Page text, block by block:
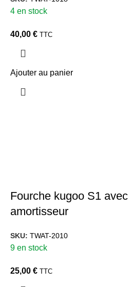
4 en stock
40,00 € TTC
Ajouter au panier
Fourche kugoo S1 avec
amortisseur
SKU: TWAT-2010
9 en stock
25,00 € TTC